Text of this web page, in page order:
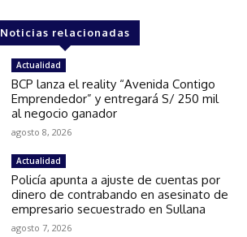
Noticias relacionadas
Actualidad
BCP lanza el reality “Avenida Contigo
Emprendedor” y entregará S/ 250 mil
al negocio ganador
agosto 8, 2026
Actualidad
Policía apunta a ajuste de cuentas por
dinero de contrabando en asesinato de
empresario secuestrado en Sullana
agosto 7, 2026